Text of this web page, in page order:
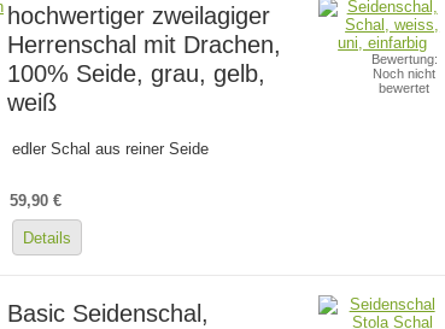
hochwertiger zweilagiger
Herrenschal mit Drachen,
100% Seide, grau, gelb,
weiß
edler Schal aus reiner Seide
59,90 €
Details
Bewertung:
Noch nicht
bewertet
Basic Seidenschal,